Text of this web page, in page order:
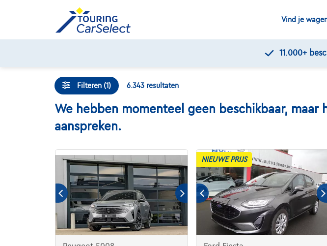
Vind je
Filteren (1) 6.343 resultaten
We hebben momenteel geen beschikbaar,
aanspreken.
NIEUWE PRIJS